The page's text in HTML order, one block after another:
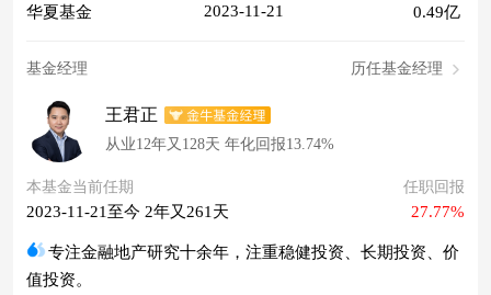
华夏基金 2023-11-21 0.49亿
基金经理 历任基金经理
王君正
从业12年又128天 年化回报13.74%
本基金当前任期
2023-11-21至今 2年又261天
任职回报
27.77%
专注金融地产研究十余年，注重稳健投资、长期投资、价
值投资。